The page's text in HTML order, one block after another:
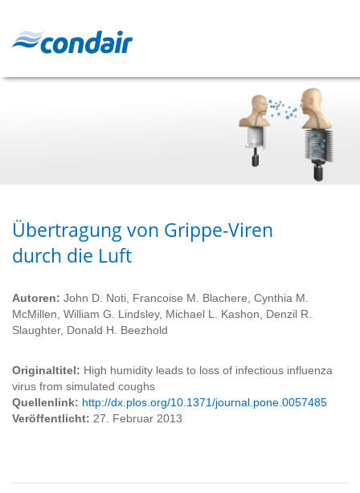
Übertragung von Grippe-Viren
durch die Luft
Autoren: John D. Noti, Francoise M. Blachere, Cynthia M.
McMillen, William G. Lindsley, Michael L. Kashon, Denzil R.
Slaughter, Donald H. Beezhold
Originaltitel: High humidity leads to loss of infectious influenza
virus from simulated coughs
Quellenlink: http://dx.plos.org/10.1371/journal.pone.0057485
Veröffentlicht: 27. Februar 2013